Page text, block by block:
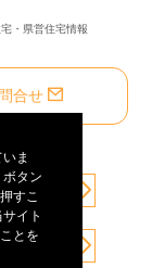
ま
タン
すこ
イト
とを
・県営住宅情報
合せ